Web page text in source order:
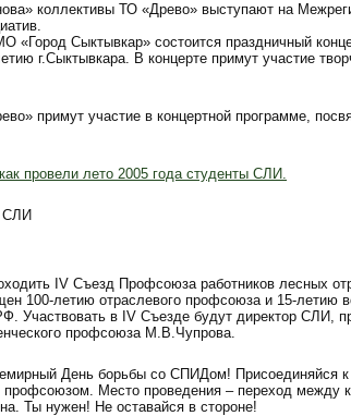
коллективы ТО «Древо» выступают на
«Город Сыктывкар» состоится праздничный
г.Сыктывкара. В концерте примут участие
примут участие в концертной программе,
провели лето 2005 года студенты СЛИ.
СЛИ
IV Съезд Профсоюза работников лесных
100-летию отраслевого профсоюза и 15-летию
Участвовать в IV Съезде будут директор СЛИ,
профсоюза М.В.Чупрова.
День борьбы со СПИДом! Присоединяйся
профсоюзом. Место проведения – переход между
Ты нужен! Не оставайся в стороне!